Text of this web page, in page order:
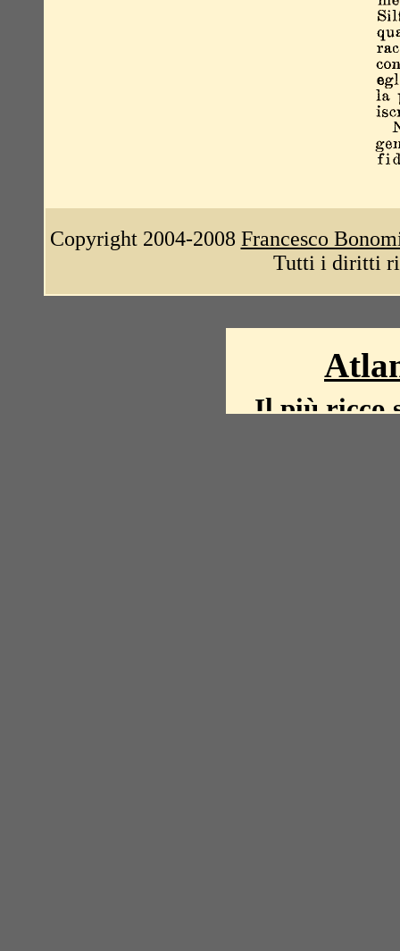
Copyright 2004-2008 Francesco
Tutti i diritti
Il più ricco